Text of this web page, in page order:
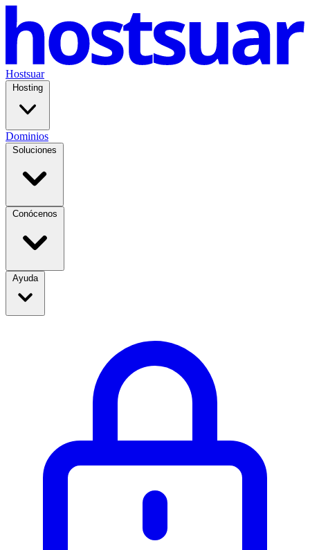
Hostsuar
Hosting
Dominios
Soluciones
Conócenos
Ayuda